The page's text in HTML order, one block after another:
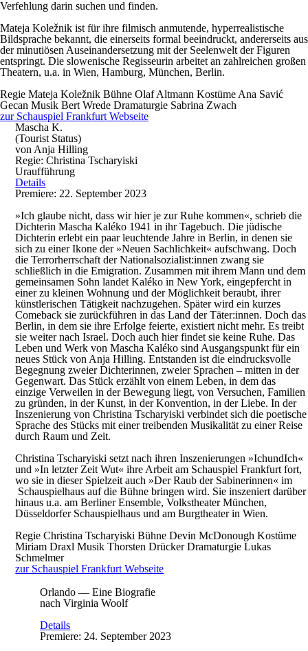
Verfehlung darin suchen und finden.
Mateja Koležnik ist für ihre filmisch anmutende, hyperrealistische
Bildsprache bekannt, die einerseits formal beeindruckt, andererseits aus
der minutiösen Auseinandersetzung mit der Seelenwelt der Figuren
entspringt. Die slowenische Regisseurin arbeitet an zahlreichen großen
Theatern, u.a. in Wien, Hamburg, München, Berlin.
Regie Mateja Koležnik Bühne Olaf Altmann Kostüme Ana Savić
Gecan Musik Bert Wrede Dramaturgie Sabrina Zwach
zur Schauspiel Frankfurt Webseite
Mascha K.
(Tourist Status)
von Anja Hilling
Regie: Christina Tscharyiski
Uraufführung
Details
Premiere: 22. September 2023
»Ich glaube nicht, dass wir hier je zur Ruhe kommen«, schrieb die
Dichterin Mascha Kaléko 1941 in ihr Tagebuch. Die jüdische
Dichterin erlebt ein paar leuchtende Jahre in Berlin, in denen sie
sich zu einer Ikone der »Neuen Sachlichkeit« aufschwang. Doch
die Terrorherrschaft der Nationalsozialist:innen zwang sie
schließlich in die Emigration. Zusammen mit ihrem Mann und dem
gemeinsamen Sohn landet Kaléko in New York, eingepfercht in
einer zu kleinen Wohnung und der Möglichkeit beraubt, ihrer
künstlerischen Tätigkeit nachzugehen. Später wird ein kurzes
Comeback sie zurückführen in das Land der Täter:innen. Doch das
Berlin, in dem sie ihre Erfolge feierte, existiert nicht mehr. Es treibt
sie weiter nach Israel. Doch auch hier findet sie keine Ruhe. Das
Leben und Werk von Mascha Kaléko sind Ausgangspunkt für ein
neues Stück von Anja Hilling. Entstanden ist die eindrucksvolle
Begegnung zweier Dichterinnen, zweier Sprachen – mitten in der
Gegenwart. Das Stück erzählt von einem Leben, in dem das
einzige Verweilen in der Bewegung liegt, von Versuchen, Familien
zu gründen, in der Kunst, in der Konvention, in der Liebe. In der
Inszenierung von Christina Tscharyiski verbindet sich die poetische
Sprache des Stücks mit einer treibenden Musikalität zu einer Reise
durch Raum und Zeit.
Christina Tscharyiski setzt nach ihren Inszenierungen »IchundIch«
und »In letzter Zeit Wut« ihre Arbeit am Schauspiel Frankfurt fort,
wo sie in dieser Spielzeit auch »Der Raub der Sabinerinnen« im
Schauspielhaus auf die Bühne bringen wird. Sie inszeniert darüber
hinaus u.a. am Berliner Ensemble, Volkstheater München,
Düsseldorfer Schauspielhaus und am Burgtheater in Wien.
Regie Christina TscharyiskiBühne Devin McDonoughKostüme
Miriam DraxlMusikThorsten DrückerDramaturgie Lukas
Schmelmer
zur Schauspiel Frankfurt Webseite
Orlando — Eine Biografie
nach Virginia Woolf
Details
Premiere: 24. September 2023